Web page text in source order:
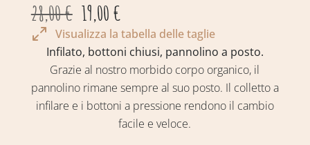
28,00€ 19,00€
Visualizza la tabella delle taglie
Infilato, bottoni chiusi, pannolino a posto.
Grazie al nostro morbido corpo organico, il
pannolino rimane sempre al suo posto. Il colletto a
infilare e i bottoni a pressione rendono il cambio
facile e veloce.